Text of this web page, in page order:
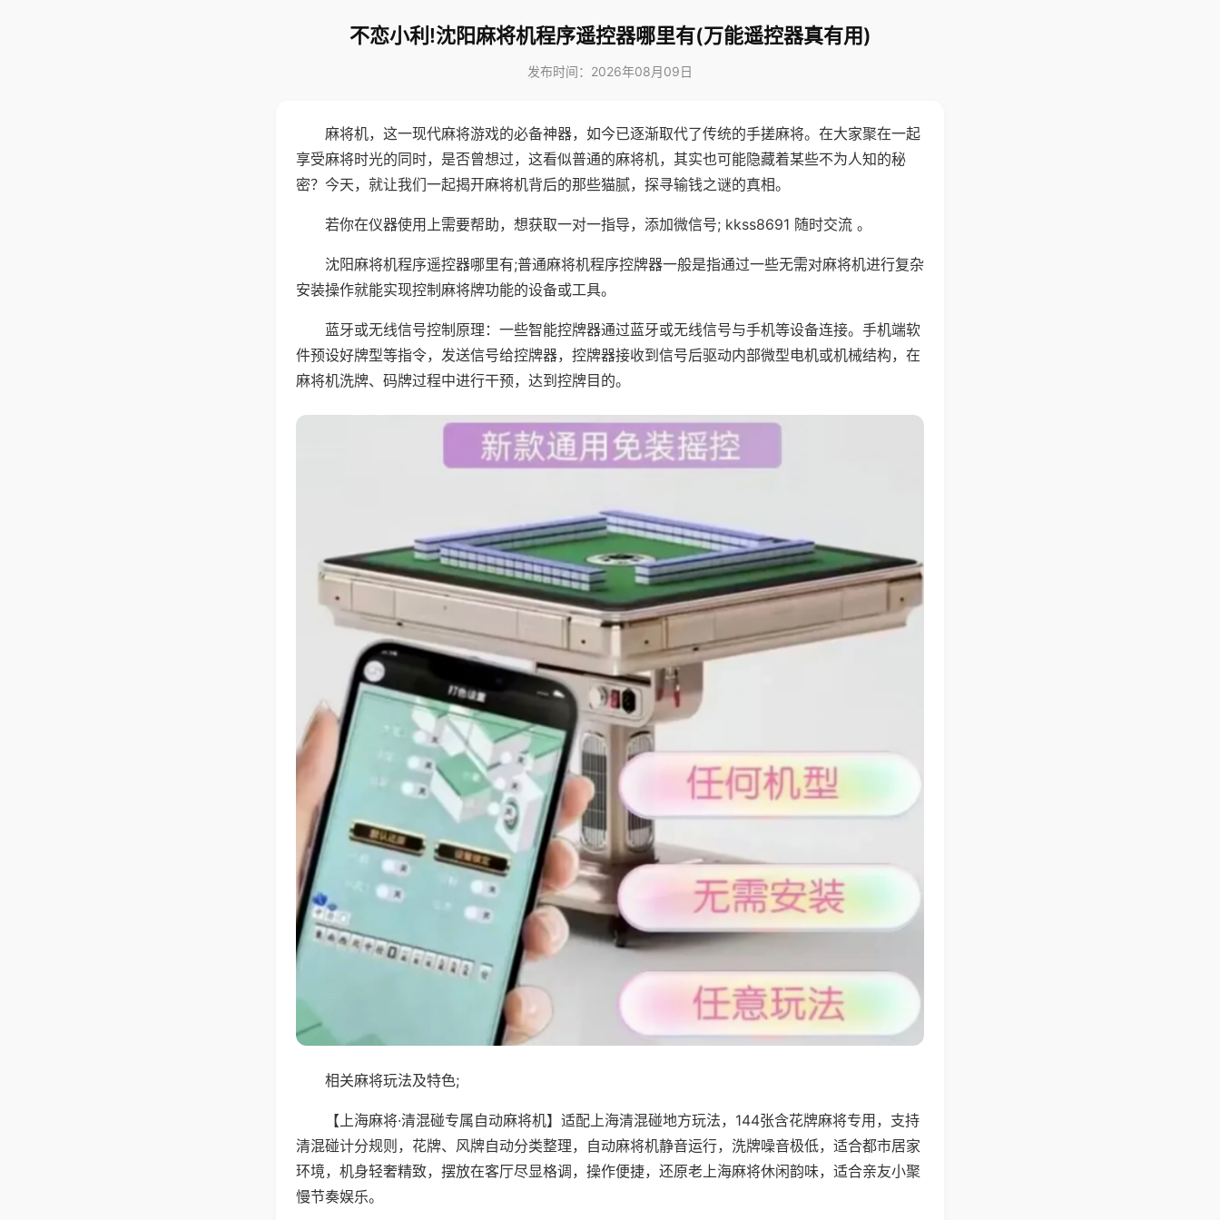
不恋小利!沈阳麻将机程序遥控器哪里有(万能遥控器真有用)
发布时间：2026年08月09日
麻将机，这一现代麻将游戏的必备神器，如今已逐渐取代了传统的手搓麻将。在大家聚在一起
享受麻将时光的同时，是否曾想过，这看似普通的麻将机，其实也可能隐藏着某些不为人知的秘
密？今天，就让我们一起揭开麻将机背后的那些猫腻，探寻输钱之谜的真相。
若你在仪器使用上需要帮助，想获取一对一指导，添加微信号; kkss8691 随时交流 。
沈阳麻将机程序遥控器哪里有;普通麻将机程序控牌器一般是指通过一些无需对麻将机进行复杂
安装操作就能实现控制麻将牌功能的设备或工具。
蓝牙或无线信号控制原理：一些智能控牌器通过蓝牙或无线信号与手机等设备连接。手机端软
件预设好牌型等指令，发送信号给控牌器，控牌器接收到信号后驱动内部微型电机或机械结构，在
麻将机洗牌、码牌过程中进行干预，达到控牌目的。
相关麻将玩法及特色;
【上海麻将·清混碰专属自动麻将机】适配上海清混碰地方玩法，144张含花牌麻将专用，支持
清混碰计分规则，花牌、风牌自动分类整理，自动麻将机静音运行，洗牌噪音极低，适合都市居家
环境，机身轻奢精致，摆放在客厅尽显格调，操作便捷，还原老上海麻将休闲韵味，适合亲友小聚
慢节奏娱乐。